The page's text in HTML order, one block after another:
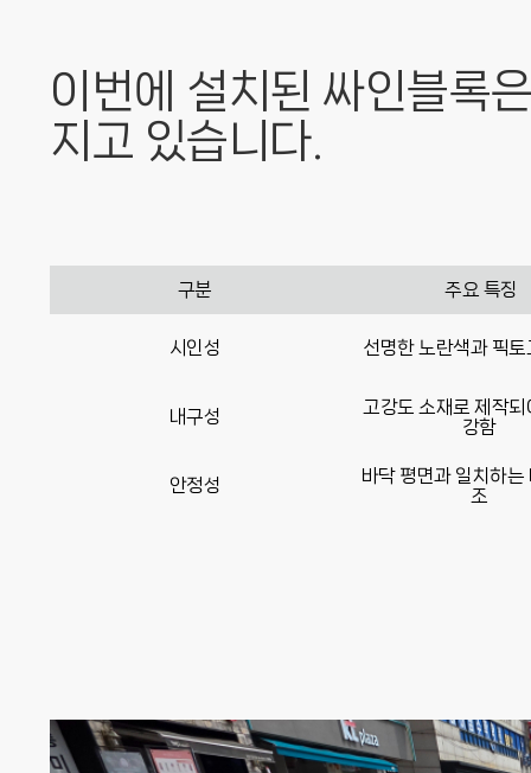
이번에 설치된 싸인블록
지고 있습니다.
구분 주요 특징
시인성 선명한 노란색과 픽토
내구성
고강도 소재로 제작
강함
안정성
바닥 평면과 일치하는
조